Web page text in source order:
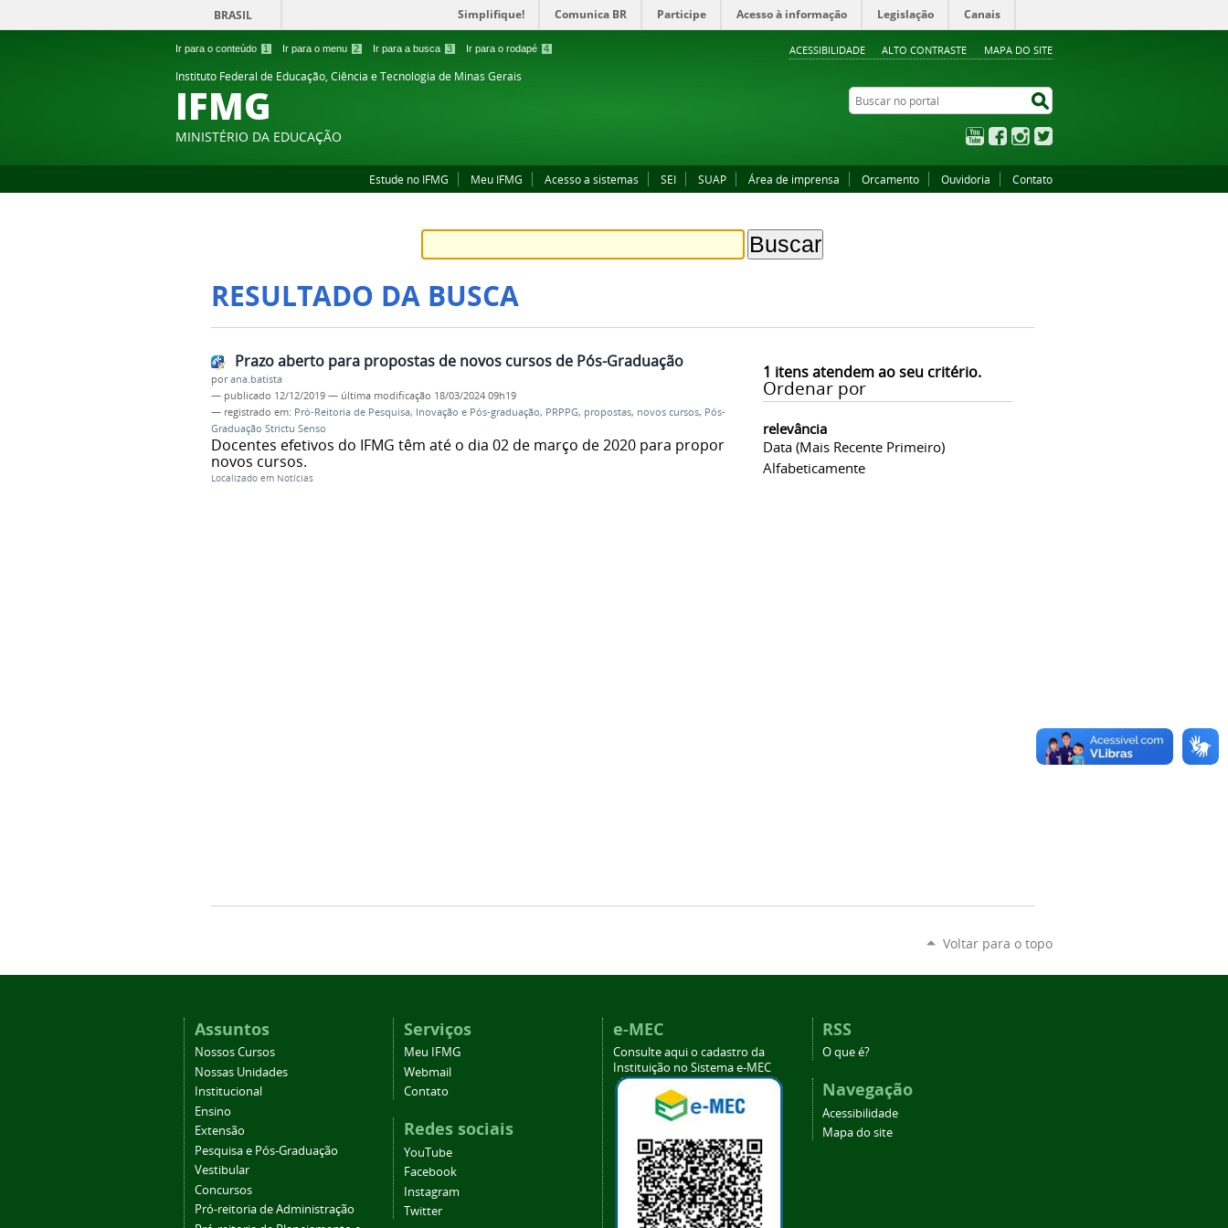
Ir para o conteúdo 1 Ir para o menu 2 Ir para a busca 3 Ir para o rodapé 4 ACESSIBILIDADE ALTO CONTRASTE MAPA DO SITE
BRASIL Simplifique! Comunica BR Participe Acesso à informação Legislação Canais
Instituto Federal de Educação, Ciência e Tecnologia de Minas Gerais
IFMG
MINISTÉRIO DA EDUCAÇÃO
Buscar no portal
YouTubeFacebookInstagram
Estude no IFMG Meu IFMG Acesso a sistemas SEI SUAP Área de imprensa Orcamento Ouvidoria Contato
RESULTADO DA BUSCA
1 itens atendem ao seu critério.
Ordenar por
relevância
Data (mais Recente Primeiro)
Alfabeticamente
Prazo aberto para propostas de novos cursos de Pós-Graduação
porana.batista
— publicado 12/12/2019 — última modificação 18/03/2024 09h19
— registrado em: Pró-Reitoria de Pesquisa, Inovação e Pós-graduação, PRPPG, propostas, novos cursos, Pós-
Graduação Strictu Senso
Docentes efetivos do IFMG têm até o dia 02 de março de 2020 para propor
novos cursos.
Localizado em Notícias
Voltar para o topo
Assuntos
Nossos Cursos
Nossas Unidades
Institucional
Ensino
Extensão
Pesquisa e Pós-Graduação
Vestibular
Concursos
Pró-reitoria de Administração
Serviços
Meu IFMG
Webmail
Contato
Redes sociais
YouTube
Facebook
Instagram
Twitter
e-MEC
Consulte aqui o cadastro da
Instituição no Sistema e-MEC
RSS
O que é?
Navegação
Acessibilidade
Mapa do site